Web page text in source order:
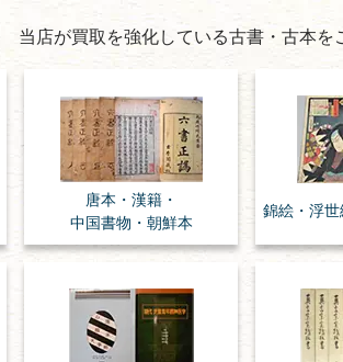
当店が買取を強化している古書・古本を
唐本・漢籍・
中国書物・朝鮮本
錦絵・浮世